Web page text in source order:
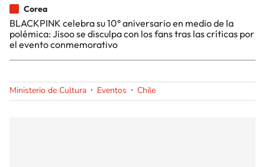
Corea
BLACKPINK celebra su 10° aniversario en medio de la
polémica: Jisoo se disculpa con los fans tras las críticas por
el evento conmemorativo
Ministerio de Cultura Eventos Chile